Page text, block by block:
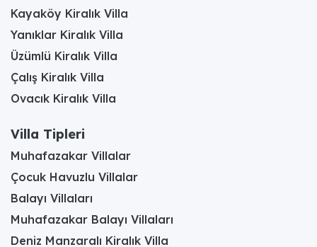
Kayaköy Kiralık Villa
Yanıklar Kiralık Villa
Üzümlü Kiralık Villa
Çalış Kiralık Villa
Ovacık Kiralık Villa
Villa Tipleri
Muhafazakar Villalar
Çocuk Havuzlu Villalar
Balayı Villaları
Muhafazakar Balayı Villaları
Deniz Manzaralı Kiralık Villa